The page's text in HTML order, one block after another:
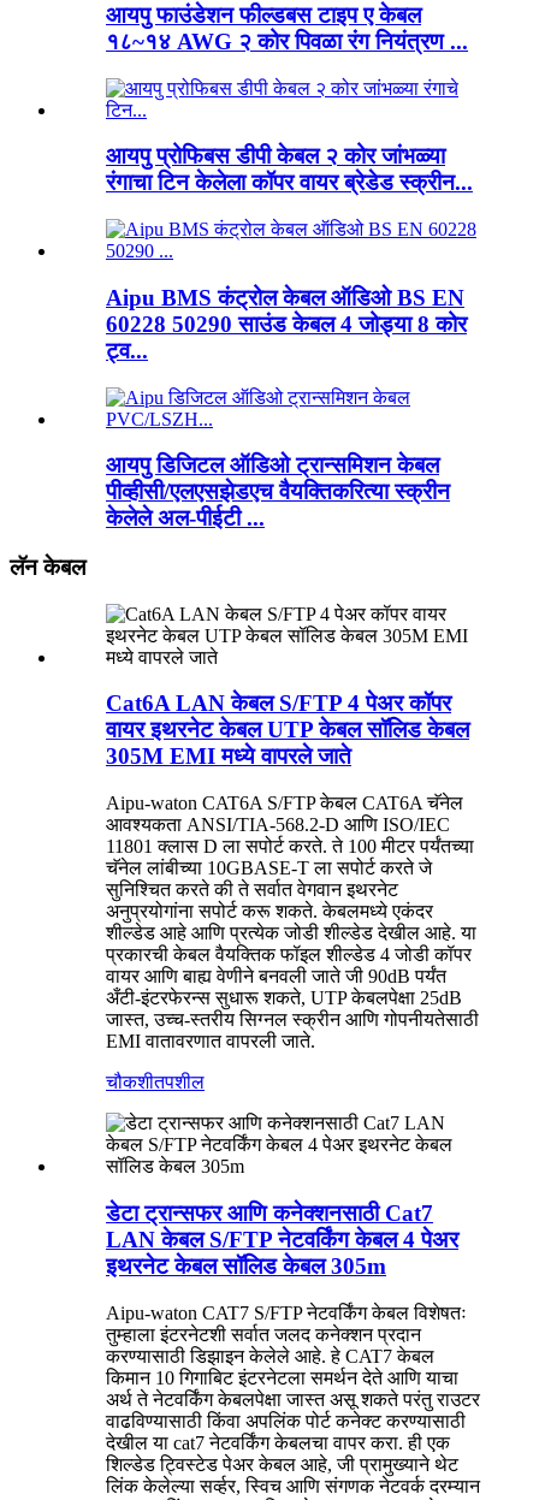
आयपु फाउंडेशन फील्डबस टाइप ए केबल
१८~१४ AWG २ कोर पिवळा रंग नियंत्रण ...
आयपु प्रोफिबस डीपी केबल २ कोर जांभळ्या
रंगाचा टिन केलेला कॉपर वायर ब्रेडेड स्क्रीन...
Aipu BMS कंट्रोल केबल ऑडिओ BS EN
60228 50290 साउंड केबल 4 जोड्या 8 कोर
ट्व...
आयपु डिजिटल ऑडिओ ट्रान्समिशन केबल
पीव्हीसी/एलएसझेडएच वैयक्तिकरित्या स्क्रीन
केलेले अल-पीईटी ...
लॅन केबल
Cat6A LAN केबल S/FTP 4 पेअर कॉपर
वायर इथरनेट केबल UTP केबल सॉलिड केबल
305M EMI मध्ये वापरले जाते
Aipu-waton CAT6A S/FTP केबल CAT6A चॅनेल
आवश्यकता ANSI/TIA-568.2-D आणि ISO/IEC
11801 क्लास D ला सपोर्ट करते. ते 100 मीटर पर्यंतच्या
चॅनेल लांबीच्या 10GBASE-T ला सपोर्ट करते जे
सुनिश्चित करते की ते सर्वात वेगवान इथरनेट
अनुप्रयोगांना सपोर्ट करू शकते. केबलमध्ये एकंदर
शील्डेड आहे आणि प्रत्येक जोडी शील्डेड देखील आहे. या
प्रकारची केबल वैयक्तिक फॉइल शील्डेड 4 जोडी कॉपर
वायर आणि बाह्य वेणीने बनवली जाते जी 90dB पर्यंत
अँटी-इंटरफेरन्स सुधारू शकते, UTP केबलपेक्षा 25dB
जास्त, उच्च-स्तरीय सिग्नल स्क्रीन आणि गोपनीयतेसाठी
EMI वातावरणात वापरली जाते.
चौकशीतपशील
डेटा ट्रान्सफर आणि कनेक्शनसाठी Cat7
LAN केबल S/FTP नेटवर्किंग केबल 4 पेअर
इथरनेट केबल सॉलिड केबल 305m
Aipu-waton CAT7 S/FTP नेटवर्किंग केबल विशेषतः
तुम्हाला इंटरनेटशी सर्वात जलद कनेक्शन प्रदान
करण्यासाठी डिझाइन केलेले आहे. हे CAT7 केबल
किमान 10 गिगाबिट इंटरनेटला समर्थन देते आणि याचा
अर्थ ते नेटवर्किंग केबलपेक्षा जास्त असू शकते परंतु राउटर
वाढविण्यासाठी किंवा अपलिंक पोर्ट कनेक्ट करण्यासाठी
देखील या cat7 नेटवर्किंग केबलचा वापर करा. ही एक
शिल्डेड ट्विस्टेड पेअर केबल आहे, जी प्रामुख्याने थेट
लिंक केलेल्या सर्व्हर, स्विच आणि संगणक नेटवर्क दरम्यान